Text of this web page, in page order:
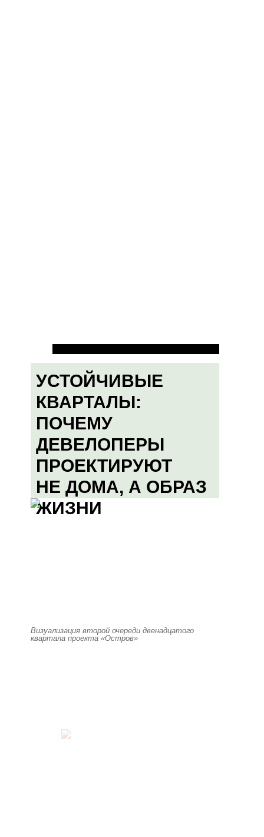
УСТОЙЧИВЫЕ
КВАРТАЛЫ:
ПОЧЕМУ
ДЕВЕЛОПЕРЫ
ПРОЕКТИРУЮТ
НЕ ДОМА, А ОБРАЗ
ЖИЗНИ
Визуализация второй очереди двенадцатого
квартала проекта «Остров»